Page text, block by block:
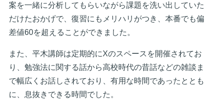
案を一緒に分析してもらいながら課題を洗い出していた
だけたおかげで、復習にもメリハリがつき、本番でも偏
差値60を超えることができました。
また、平木講師は定期的にXのスペースを開催されてお
り、勉強法に関する話から高校時代の昔話などの雑談ま
で幅広くお話しされており、有用な時間であったととも
に、息抜きできる時間でした。